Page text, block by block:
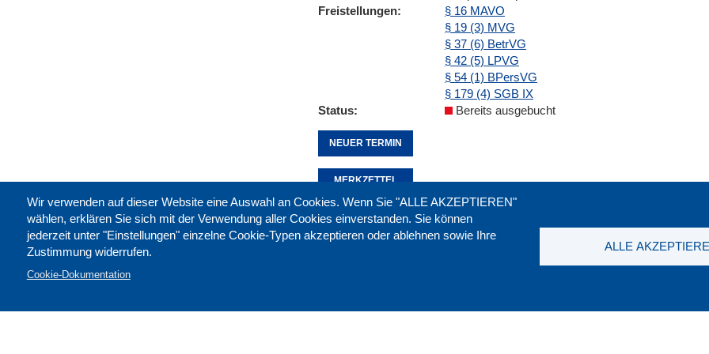
Freistellungen
§ 16 MAVO
§ 19 (3) MVG
§ 37 (6) BetrVG
§ 42 (5) LPVG
§ 54 (1) BPersVG
§ 179 (4) SGB IX
Status
Bereits ausgebucht
NEUER TERMIN
MERKZETTEL
Wir verwenden auf dieser Website eine Auswahl an Cookies. Wenn Sie "ALLE AKZEPTIEREN"
wählen, erklären Sie sich mit der Verwendung aller Cookies einverstanden. Sie können
jederzeit unter "Einstellungen" einzelne Cookie-Typen akzeptieren oder ablehnen sowie Ihre
Zustimmung widerrufen.
Cookie-Dokumentation
ALLE
Diese Seite empfehlen: drucken: